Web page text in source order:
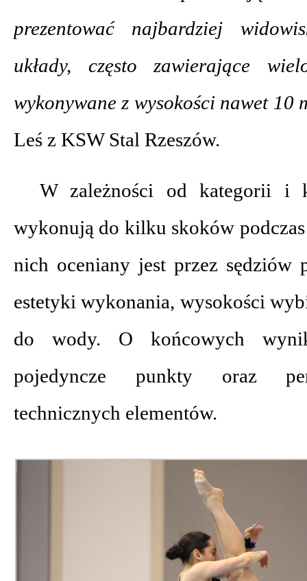
prezentować najbardziej
układy, często zawierające
wykonywane z wysokości nawet 10
Leś z KSW Stal Rzeszów.
W zależności od kategorii i
wykonują do kilku skoków
nich oceniany jest przez sędziów
estetyki wykonania, wysokości
do wody. O końcowych
pojedyncze punkty oraz
technicznych elementów.